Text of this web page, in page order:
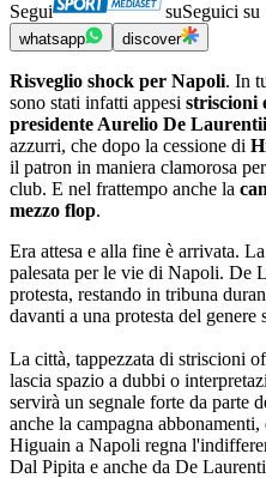
Segui suSeguici su
whatsapp discover
Risveglio shock per Napoli. In
sono stati infatti appesi striscioni
presidente Aurelio De
azzurri, che dopo la cessione di
il patron in maniera clamorosa
club. E nel frattempo anche la
mezzo flop.
Era attesa e alla fine è arrivata.
palesata per le vie di Napoli. De
protesta, restando in tribuna
davanti a una protesta del genere
La città, tappezzata di striscioni
lascia spazio a dubbi o
servirà un segnale forte da parte
anche la campagna
Higuain a Napoli regna
Dal Pipita e anche da De